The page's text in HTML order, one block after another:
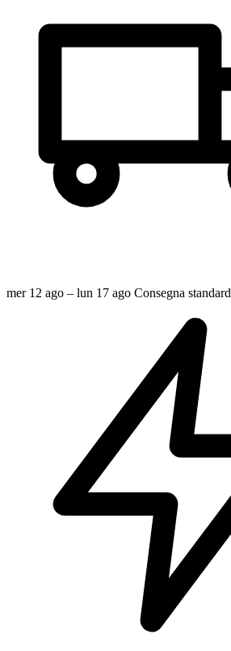
mer 12 ago – lun 17 ago Consegna standard